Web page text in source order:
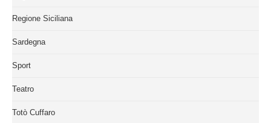
Regione Siciliana
Sardegna
Sport
Teatro
Totò Cuffaro